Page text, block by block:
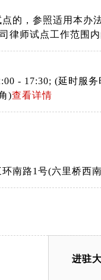
的，参照适用本办
律师试点工作范围
- 17:30; (延时服
)查看详情
南路1号(六里桥西
进驻